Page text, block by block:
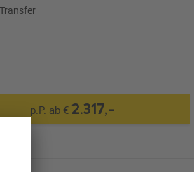
p.P. ab € 2.317,-